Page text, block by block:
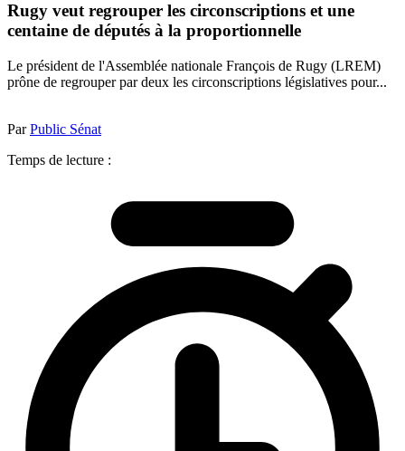
Rugy veut regrouper les circonscriptions et une
centaine de députés à la proportionnelle
Le président de l'Assemblée nationale François de Rugy (LREM)
prône de regrouper par deux les circonscriptions législatives pour...
ParPublic Sénat
Temps de lecture :